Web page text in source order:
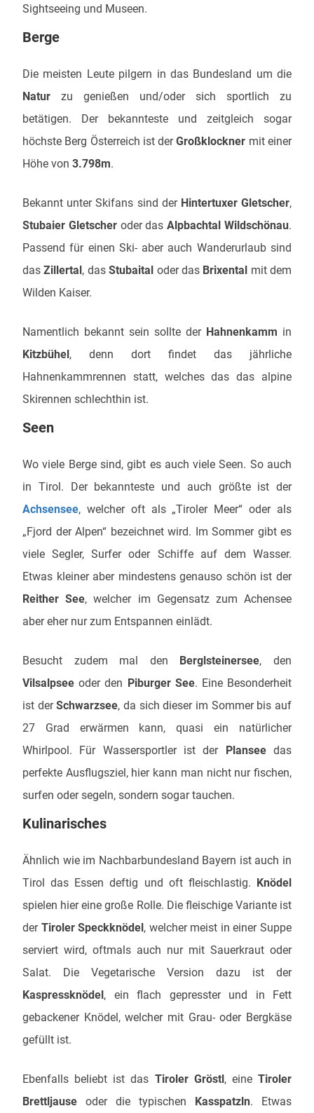
Sightseeing und Museen.
Berge
Die meisten Leute pilgern in das Bundesland um die
Natur zu genießen und/oder sich sportlich zu
betätigen. Der bekannteste und zeitgleich sogar
höchste Berg Österreich ist derGroßklockner mit einer
Höhe von 3.798m.
Bekannt unter Skifans sind der Hintertuxer Gletscher,
Stubaier Gletscheroder dasAlpbachtal Wildschönau.
Passend für einen Ski- aber auch Wanderurlaub sind
dasZillertal, dasStubaital oder das Brixental mit dem
Wilden Kaiser.
Namentlich bekannt sein sollte der Hahnenkamm in
Kitzbühel, denn dort findet das jährliche
Hahnenkammrennen statt, welches das das alpine
Skirennen schlechthin ist.
Seen
Wo viele Berge sind, gibt es auch viele Seen. So auch
in Tirol. Der bekannteste und auch größte ist der
Achsensee, welcher oft als „Tiroler Meer“ oder als
„Fjord der Alpen“ bezeichnet wird. Im Sommer gibt es
viele Segler, Surfer oder Schiffe auf dem Wasser.
Etwas kleiner aber mindestens genauso schön ist der
Reither See, welcher im Gegensatz zum Achensee
aber eher nur zum Entspannen einlädt.
Besucht zudem mal den Berglsteinersee, den
Vilsalpsee oder den Piburger See. Eine Besonderheit
ist derSchwarzsee, da sich dieser im Sommer bis auf
27 Grad erwärmen kann, quasi ein natürlicher
Whirlpool. Für Wassersportler ist der Planseedas
perfekte Ausflugsziel, hier kann man nicht nur fischen,
surfen oder segeln, sondern sogar tauchen.
Kulinarisches
Ähnlich wie im Nachbarbundesland Bayern ist auch in
Tirol das Essen deftig und oft fleischlastig. Knödel
spielen hier eine große Rolle. Die fleischige Variante ist
der Tiroler Speckknödel, welcher meist in einer Suppe
serviert wird, oftmals auch nur mit Sauerkraut oder
Salat. Die Vegetarische Version dazu ist der
Kaspressknödel, ein flach gepresster und in Fett
gebackener Knödel, welcher mit Grau- oder Bergkäse
gefüllt ist.
Ebenfalls beliebt ist das Tiroler Gröstl, eineTiroler
Brettljause oder die typischen Kasspatzln. Etwas